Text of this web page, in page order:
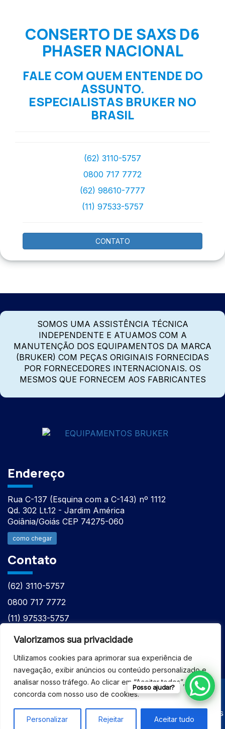
Valorizamos sua privacidade
Utilizamos cookies para aprimorar sua experiência de
navegação, exibir anúncios ou conteúdo personalizado e
analisar nosso tráfego. Ao clicar em “Aceitar todos”, você
concorda com nosso uso de cookies.
Personalizar Rejeitar Aceitar tudo
CONSERTO DE SAXS D6
PHASER NACIONAL
FALE COM QUEM ENTENDE DO
ASSUNTO.
ESPECIALISTAS BRUKER NO
BRASIL
(62) 3110-5757
0800 717 7772
(62) 98610-7777
(11) 97533-5757
CONTATO
SOMOS UMA ASSISTÊNCIA TÉCNICA
INDEPENDENTE E ATUAMOS COM A
MANUTENÇÃO DOS EQUIPAMENTOS DA MARCA
(BRUKER) COM PEÇAS ORIGINAIS FORNECIDAS
POR FORNECEDORES INTERNACIONAIS. OS
MESMOS QUE FORNECEM AOS FABRICANTES
Endereço
Rua C-137 (Esquina com a C-143) nº 1112
Qd. 302 Lt.12 - Jardim América
Goiânia/Goiás CEP 74275-060
como chegar
Contato
(62) 3110-5757
0800 717 7772
(11) 97533-5757
(62) 98610-7777
© 2026 - ASSISTÊNCIA TÉCNICA ESPECIALIZADA
EQUIPAMENTOS BRUKER - Todos os direitos reservados
Posso ajudar?